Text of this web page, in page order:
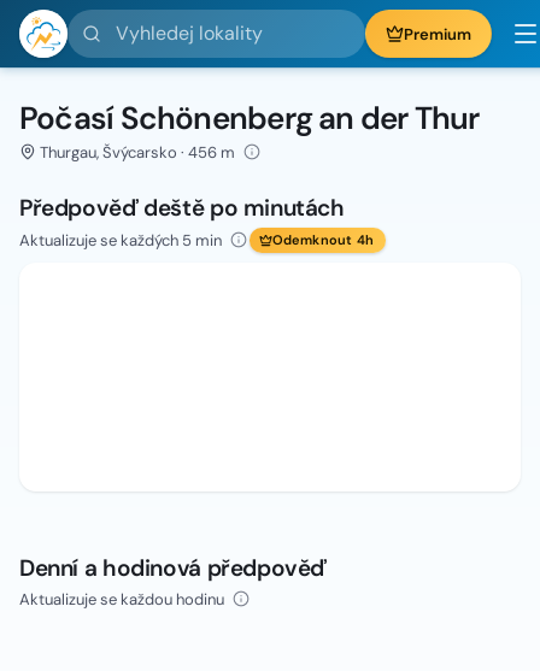
Vyhledej lokality Premium
Počasí Schönenberg an der Thur
Thurgau, Švýcarsko · 456 m
Předpověď deště po minutách
Aktualizuje se každých 5 min Odemknout 4h
Denní a hodinová předpověď
Aktualizuje se každou hodinu